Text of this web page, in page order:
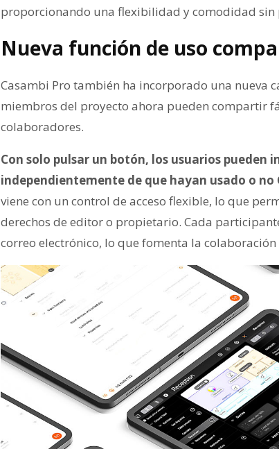
proporcionando una flexibilidad y comodidad sin
Nueva función de uso
Casambi Pro también ha incorporado una nueva
miembros del proyecto ahora pueden compartir
colaboradores.
Con solo pulsar un botón, los usuarios
independientemente de que hayan usado o no
viene con un control de acceso flexible, lo que
derechos de editor o propietario. Cada
correo electrónico, lo que fomenta la